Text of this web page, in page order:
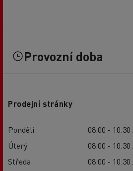
Provozní doba
Prodejní stránky
Pondělí
08:00 -
Úterý
08:00 -
Středa
08:00 -